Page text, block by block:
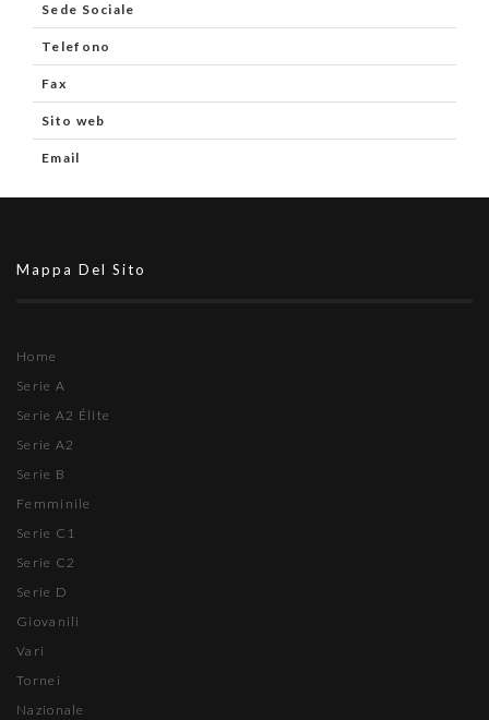
Sede Sociale
Telefono
Fax
Sito web
Email
Mappa Del Sito
Home
Serie A
Serie A2 Élite
Serie A2
Serie B
Femminile
Serie C1
Serie C2
Serie D
Giovanili
Vari
Tornei
Nazionale